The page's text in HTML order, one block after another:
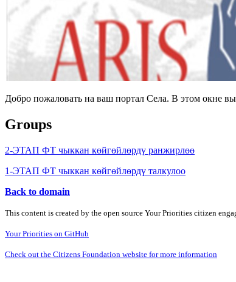
Добро пожаловать на ваш портал Села. В этом окне
Groups
2-ЭТАП ФТ чыккан көйгөйлөрдү ранжирлөө
1-ЭТАП ФТ чыккан көйгөйлөрдү талкулоо
Back to domain
This content is created by the open source Your Priorities citizen
Your Priorities on GitHub
Check out the Citizens Foundation website for more information